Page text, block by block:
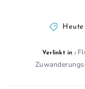
Verlinkt in :